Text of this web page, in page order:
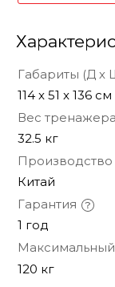
Габариты (Д х
114 x 51 x 136 см
Вес тренажера
32.5 кг
Производство
Китай
Гарантия
1 год
Максимальный
120 кг